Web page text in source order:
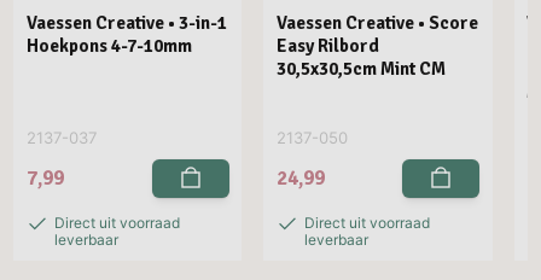
Vaessen Creative • 3-in-1
Hoekpons 4-7-10mm
2137-037
7,99
Direct uit voorraad
leverbaar
Vaessen Creative • Score
Easy Rilbord
30,5x30,5cm Mint CM
2137-050
24,99
Direct uit voorraad
leverbaar